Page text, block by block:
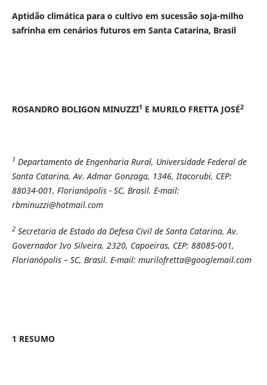
Aptidão climática para o cultivo em sucessão soja-milho
safrinha em cenários futuros em Santa Catarina, Brasil
ROSANDRO BOLIGON MINUZZI1 E MURILO FRETTA JOSÉ2
1 Departamento de Engenharia Rural, Universidade Federal de
Santa Catarina, Av. Admar Gonzaga, 1346, Itacorubi, CEP:
88034-001, Florianópolis - SC, Brasil. E-mail:
rbminuzzi@hotmail.com
2Secretaria de Estado da Defesa Civil de Santa Catarina, Av.
Governador Ivo Silveira, 2320, Capoeiras, CEP: 88085-001,
Florianópolis – SC, Brasil. E-mail: murilofretta@googlemail.com
1 RESUMO